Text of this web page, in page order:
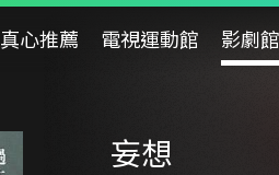
真心推薦 電視運動館 影劇
妄想